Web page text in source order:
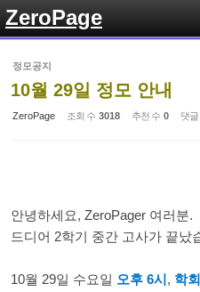
ZeroPage
정모공지
10월 29일 정모 안내
ZeroPage 조회 수 3018 추천 수 0 댓글
안녕하세요, ZeroPager 여러분.
드디어 2학기 중간 고사가 끝났
10월 29일 수요일 오후 6시, 학
Sketchbook5,
Sketchbook5, 스